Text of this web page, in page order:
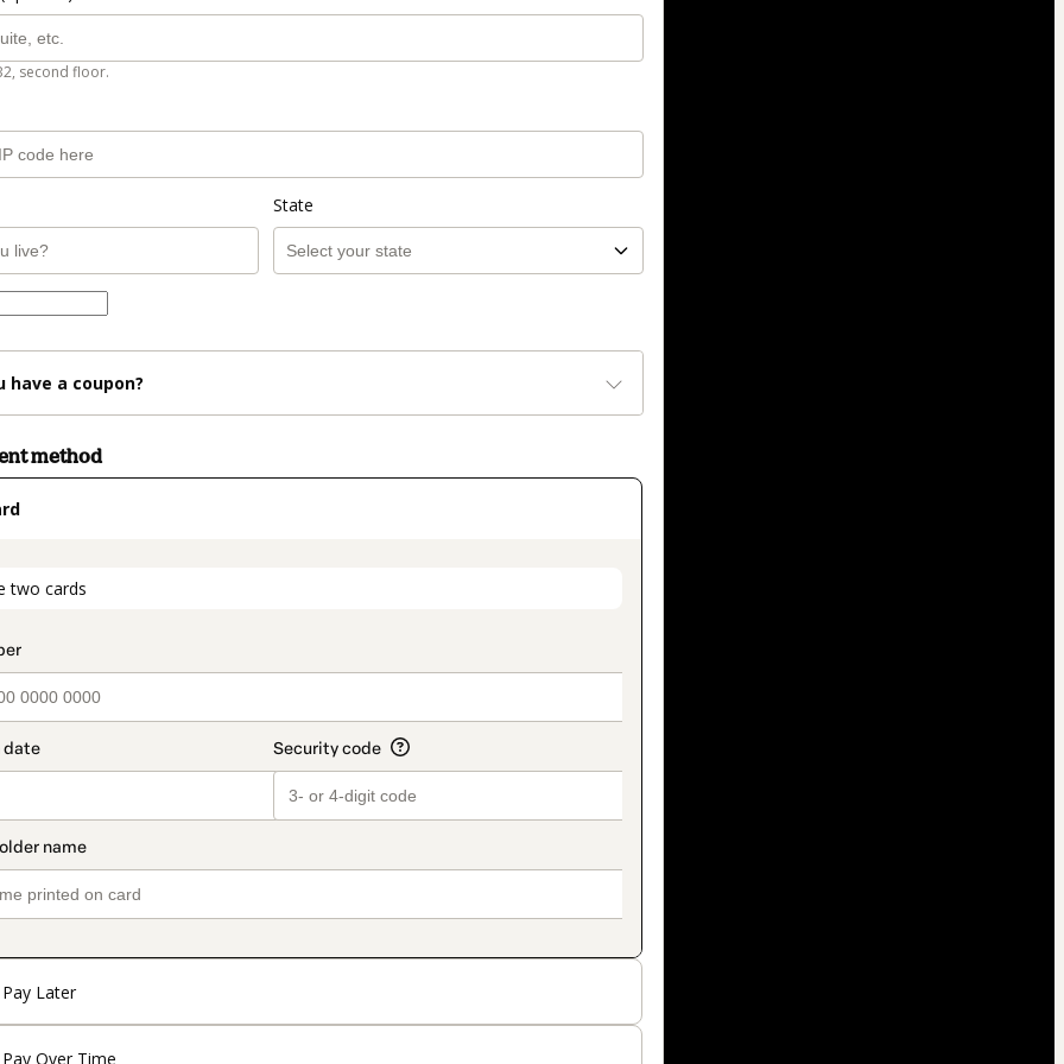
second floor.
State
have a coupon?
method
two cards
Pay Later
Pay Over Time